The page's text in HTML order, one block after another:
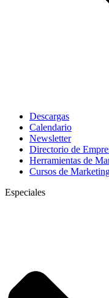
Descargas
Calendario
Newsletter
Directorio de
Herramientas de
Cursos de
Especiales